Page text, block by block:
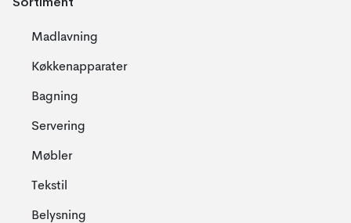
Madlavning
Køkkenapparater
Bagning
Servering
Møbler
Tekstil
Belysning